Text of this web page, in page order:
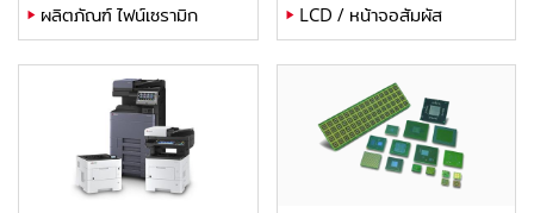
ผลิตภัณฑ์ ไฟน์เซรามิก LCD / หน้าจอสัมผัส